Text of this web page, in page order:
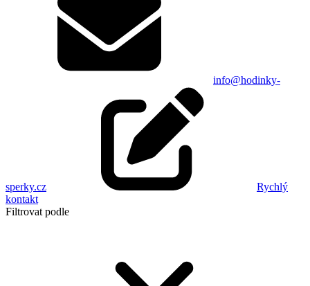
info@hodinky-
sperky.cz
Rychlý
kontakt
Filtrovat podle